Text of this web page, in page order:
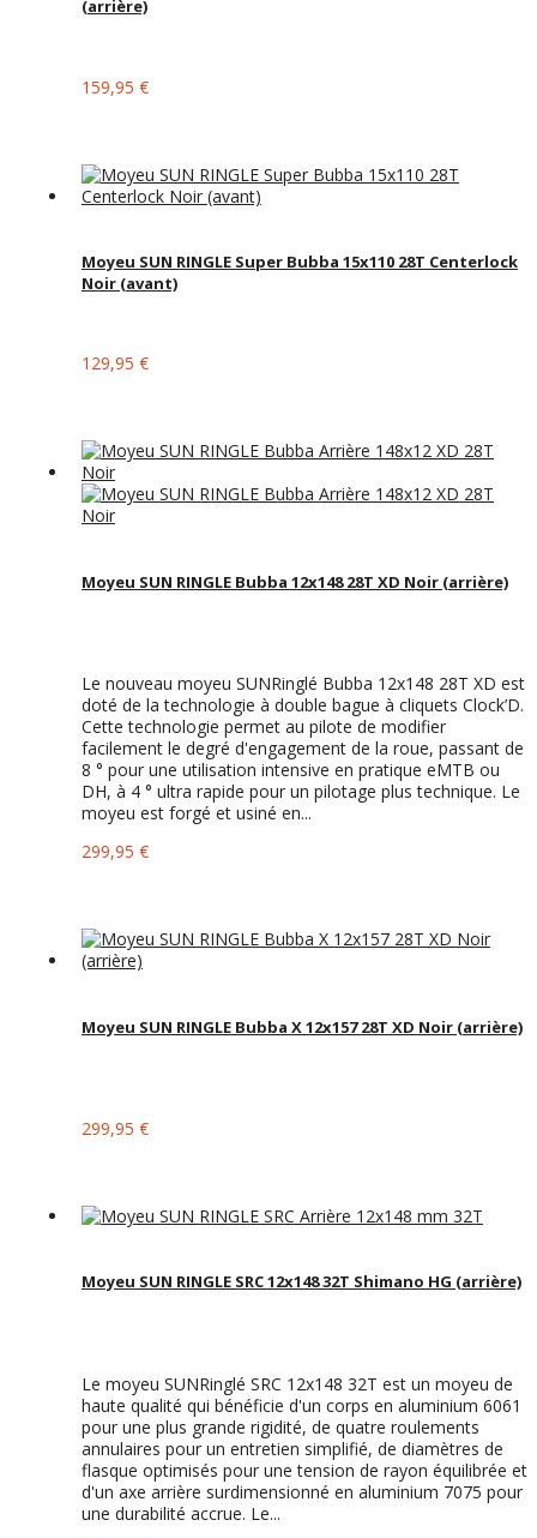
(arrière)
159,95 €
Moyeu SUN RINGLE Super Bubba 15x110 28T Centerlock
Noir (avant)
129,95 €
Moyeu SUN RINGLE Bubba 12x148 28T XD Noir (arrière)
Le nouveau moyeu SUNRinglé Bubba 12x148 28T XD est
doté de la technologie à double bague à cliquets Clock’D.
Cette technologie permet au pilote de modifier
facilement le degré d'engagement de la roue, passant de
8 ° pour une utilisation intensive en pratique eMTB ou
DH, à 4 ° ultra rapide pour un pilotage plus technique. Le
moyeu est forgé et usiné en...
299,95 €
Moyeu SUN RINGLE Bubba X 12x157 28T XD Noir (arrière)
299,95 €
Moyeu SUN RINGLE SRC 12x148 32T Shimano HG (arrière)
Le moyeu SUNRinglé SRC 12x148 32T est un moyeu de
haute qualité qui bénéficie d'un corps en aluminium 6061
pour une plus grande rigidité, de quatre roulements
annulaires pour un entretien simplifié, de diamètres de
flasque optimisés pour une tension de rayon équilibrée et
d'un axe arrière surdimensionné en aluminium 7075 pour
une durabilité accrue. Le...